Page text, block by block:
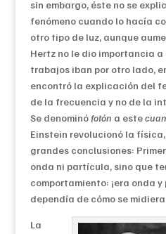
sin embargo, éste no se
fenómeno cuando lo hacía
otro tipo de luz, aunque
Hertz no le dio importancia a
trabajos iban por otro lado,
encontró la explicación del
de la frecuencia y no de la
Se denominófotón a este
Einstein revolucionó la
grandes conclusiones:
onda ni partícula, sino que
comportamiento: ¡era onda
dependía de cómo se
La